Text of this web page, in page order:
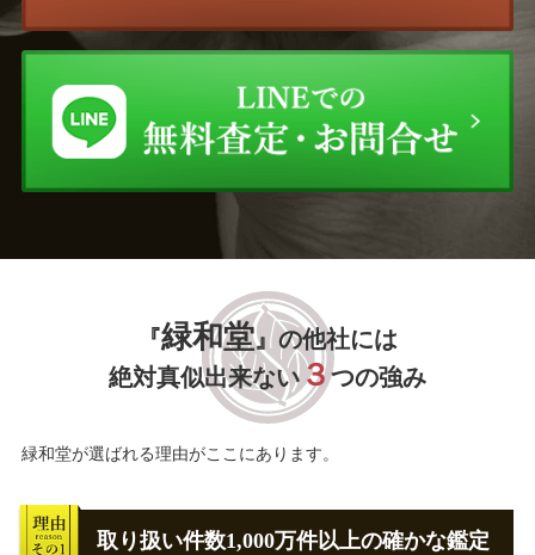
『緑和堂』の他社には
絶対真似出来ない ３つの強み
緑和堂が選ばれる理由がここにあります。
取り扱い件数1,000万件以上の確かな鑑定